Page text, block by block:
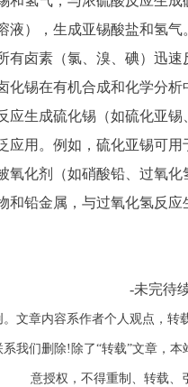
液），生成亚锡酸盐和氢气
有卤素（氯、溴、碘）迅
化锡在有机合成和化学分析
应生成硫化锡（如硫化亚
应用。例如，硫化亚锡可用
氧化剂（如硝酸铅、过氧
和铅金属，与过氧化氢反应
-未完待
文章内容系作者个人观点，转
我们删除!除了“转载”文章，
意授权，不得重制、转载、